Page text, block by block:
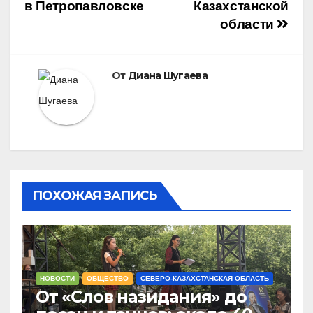
Казахстанской
области
в Петропавловске
От Диана Шугаева
ПОХОЖАЯ ЗАПИСЬ
НОВОСТИ ОБЩЕСТВО СЕВЕРО-КАЗАХСТАНСКАЯ ОБЛАСТЬ
От «Слов назидания» до